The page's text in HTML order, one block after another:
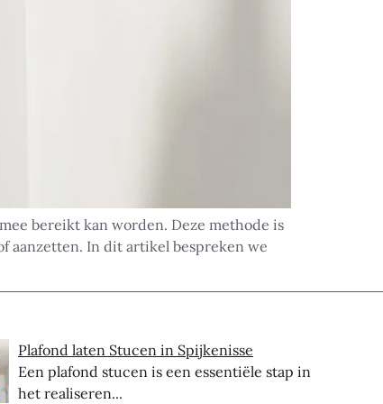
bereikt kan worden. Deze methode is
aanzetten. In dit artikel bespreken we
Plafond laten Stucen in Spijkenisse
Een plafond stucen is een essentiële stap in
het realiseren...